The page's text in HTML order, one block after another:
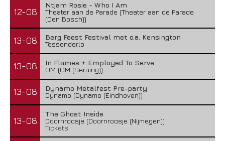
12-08
Ntjam Rosie - Who I Am
Theater aan de Parade (Theater aan de Parade
(Den Bosch))
13-08
Berg Feest Festival met o.a. Kensington
Tessenderlo
13-08
In Flames + Employed To Serve
OM (OM (Seraing))
13-08
Dynamo Metalfest Pre-party
Dynamo (Dynamo (Eindhoven))
13-08
The Ghost Inside
Doornroosje (Doornroosje (Nijmegen))
Tickets